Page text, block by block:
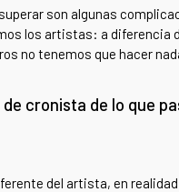
son algunas
los artistas: a diferencia
no tenemos que hacer
cronista de lo que
del artista, en